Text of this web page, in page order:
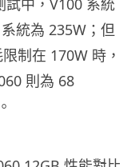
試中，V100 系統
統為 235W；但
制在 170W 時，
則為 68